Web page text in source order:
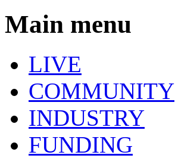
Main menu
LIVE
COMMUNITY
INDUSTRY
FUNDING